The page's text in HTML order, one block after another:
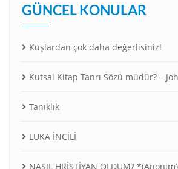
GÜNCEL KONULAR
Kuşlardan çok daha değerlisiniz!
Kutsal Kitap Tanrı Sözü müdür? –
Tanıklık
LUKA İNCİLİ
NASIL HRİSTİYAN OLDUM? *(Anonim)